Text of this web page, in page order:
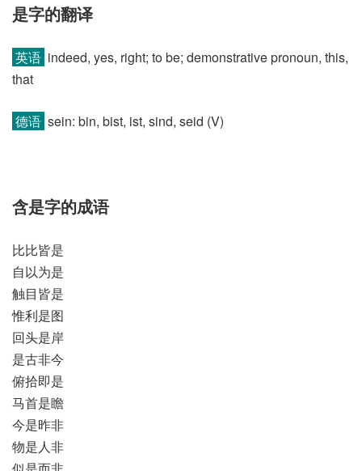
是字的翻译
英语 indeed, yes, right; to be; demonstrative pronoun, this,
that
德语 sein: bin, bist, ist, sind, seid (V)
含是字的成语
比比皆是
自以为是
触目皆是
惟利是图
回头是岸
是古非今
俯拾即是
马首是瞻
今是昨非
物是人非